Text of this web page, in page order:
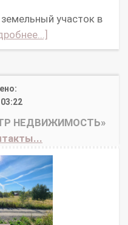
участок в
НЕДВИЖИМОСТЬ»